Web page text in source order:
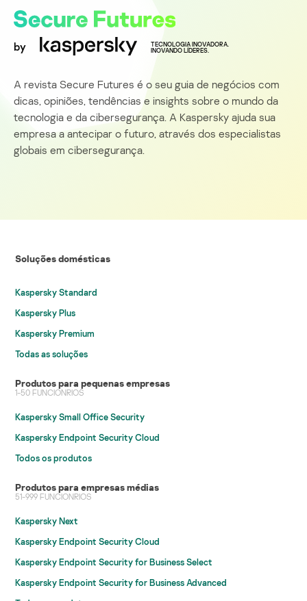
by
TECNOLOGIA INOVADORA.
INOVANDO LÍDERES.
A revista Secure Futures é o seu guia de negócios com
dicas, opiniões, tendências e insights sobre o mundo da
tecnologia e da cibersegurança. A Kaspersky ajuda sua
empresa a antecipar o futuro, através dos especialistas
globais em cibersegurança.
Soluções domésticas
Kaspersky Standard
Kaspersky Plus
Kaspersky Premium
Todas as soluções
Produtos para pequenas empresas
1-50 FUNCIONRIOS
Kaspersky Small Office Security
Kaspersky Endpoint Security Cloud
Todos os produtos
Produtos para empresas médias
51-999 FUNCIONRIOS
Kaspersky Next
Kaspersky Endpoint Security Cloud
Kaspersky Endpoint Security for Business Select
Kaspersky Endpoint Security for Business Advanced